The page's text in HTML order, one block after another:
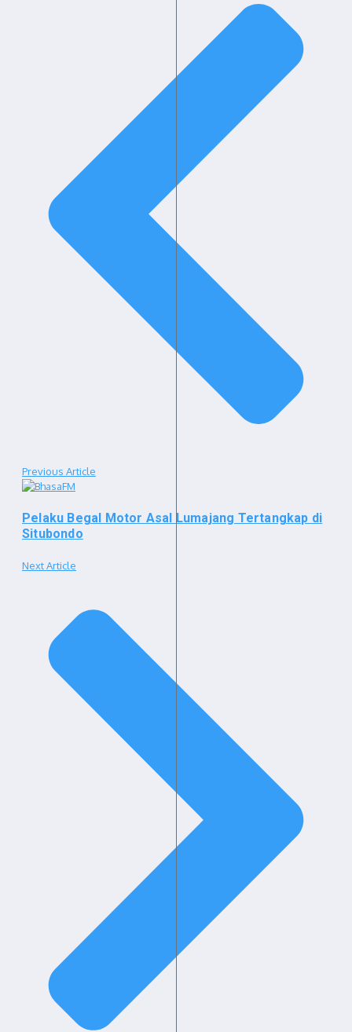
Previous Article
Pelaku Begal Motor Asal Lumajang Tertangkap di
Situbondo
Next Article